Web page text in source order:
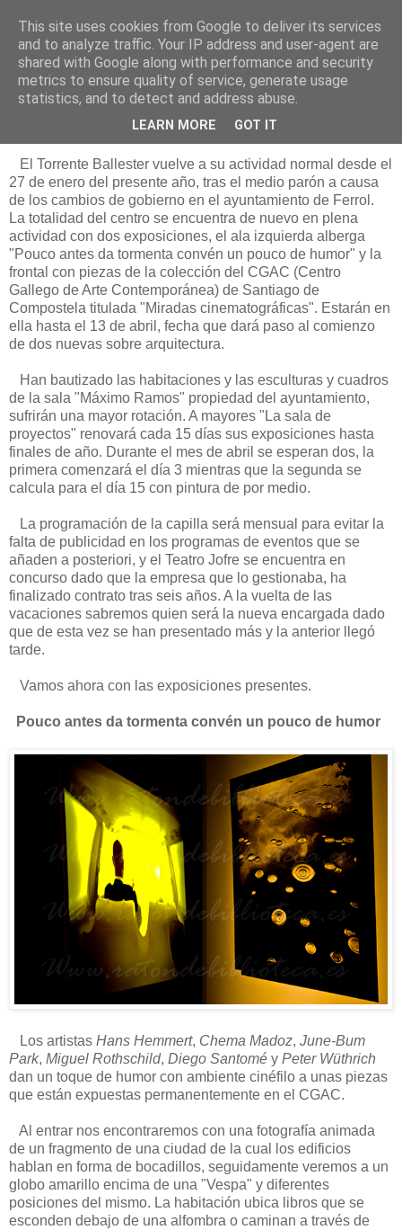
Está de pinga
1/4/12
De nuevo me abres tu puerta
El Torrente Ballester vuelve a su actividad normal desde el
27 de enero del presente año, tras el medio parón a causa
de los cambios de gobierno en el ayuntamiento de Ferrol.
La totalidad del centro se encuentra de nuevo en plena
actividad con dos exposiciones, el ala izquierda alberga
"Pouco antes da tormenta convén un pouco de humor" y la
frontal con piezas de la colección del CGAC (Centro
Gallego de Arte Contemporánea) de Santiago de
Compostela titulada "Miradas cinematográficas". Estarán en
ella hasta el 13 de abril, fecha que dará paso al comienzo
de dos nuevas sobre arquitectura.
Han bautizado las habitaciones y las esculturas y cuadros
de la sala "Máximo Ramos" propiedad del ayuntamiento,
sufrirán una mayor rotación. A mayores "La sala de
proyectos" renovará cada 15 días sus exposiciones hasta
finales de año. Durante el mes de abril se esperan dos, la
primera comenzará el día 3 mientras que la segunda se
calcula para el día 15 con pintura de por medio.
La programación de la capilla será mensual para evitar la
falta de publicidad en los programas de eventos que se
añaden a posteriori, y el Teatro Jofre se encuentra en
concurso dado que la empresa que lo gestionaba, ha
finalizado contrato tras seis años. A la vuelta de las
vacaciones sabremos quien será la nueva encargada dado
que de esta vez se han presentado más y la anterior llegó
tarde.
Vamos ahora con las exposiciones presentes.
Pouco antes da tormenta convén un pouco de humor
Los artistas Hans Hemmert, Chema Madoz, June-Bum
Park, Miguel Rothschild, Diego Santomé y Peter Wüthrich
dan un toque de humor con ambiente cinéfilo a unas piezas
que están expuestas permanentemente en el CGAC.
Al entrar nos encontraremos con una fotografía animada
de un fragmento de una ciudad de la cual los edificios
hablan en forma de bocadillos, seguidamente veremos a un
globo amarillo encima de una "Vespa" y diferentes
posiciones del mismo. La habitación ubica libros que se
esconden debajo de una alfombra o caminan a través de
This site uses cookies from Google to deliver its services
and to analyze traffic. Your IP address and user-agent are
shared with Google along with performance and security
metrics to ensure quality of service, generate usage
statistics, and to detect and address abuse.
LEARN MORE GOT IT